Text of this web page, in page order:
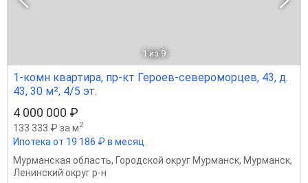
1 из 9
1-комн квартира, пр-кт Героев-североморцев, 43, д.
43, 30 м², 4/5 эт.
4 000 000 ₽
133 333 ₽ за м2
Ипотека от 19 186 ₽ в месяц
Мурманская область, Городской округ Мурманск, Мурманск,
Ленинский округ р-н